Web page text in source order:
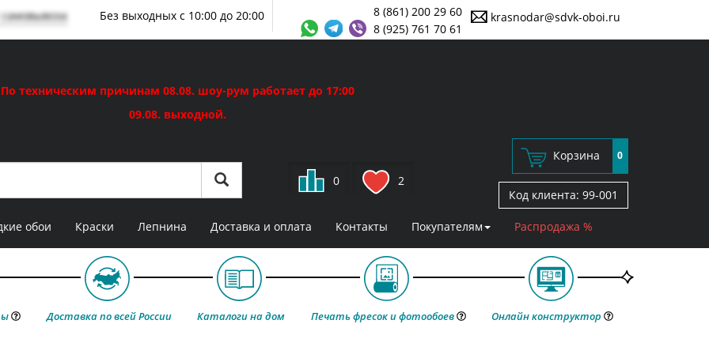
krasnodar@sdvk-oboi.ru
8 (861) 200 29 60
8 (925) 761 70 61
Без выходных с 10:00 до 20:00
По техническим причинам 08.08. шоу-рум работает до 17:00
09.08. выходной.
0 2
Корзина 0
Код клиента: 99-001
обои Краски Лепнина Доставка и оплата Контакты Покупателям Распродажа %
Доставка по всей России Каталоги на дом Печать фресок и фотообоев Онлайн конструктор